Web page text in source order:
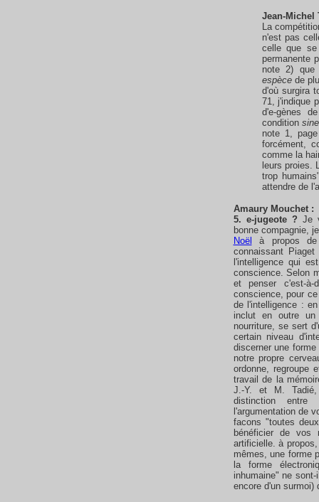
Jean-Michel
La
n'est pas
celle que
permanente
note 2) que
espècede
d'où surgira
71, j'indique
d'e-gènes
condition
note 1,
forcément,
comme la
leurs proies.
trop
attendre de
Amaury Mouchet:
5. e-jugeote ? Je
bonne compagnie,
Noël
à propos de
connaissant
l'intelligence qui
conscience. Selon
et penser c'est-
conscience, pour
de l'intelligence :
inclut en outre un
nourriture, se sert
certain niveau
discerner une
notre propre
ordonne, regroupe
travail de la
J.-Y. et M. Tadié,
distinction entre
l'argumentation de
facons "toutes
bénéficier de vos
artificielle. à
mêmes, une forme
la forme
inhumaine" ne
encore d'un surmoi)